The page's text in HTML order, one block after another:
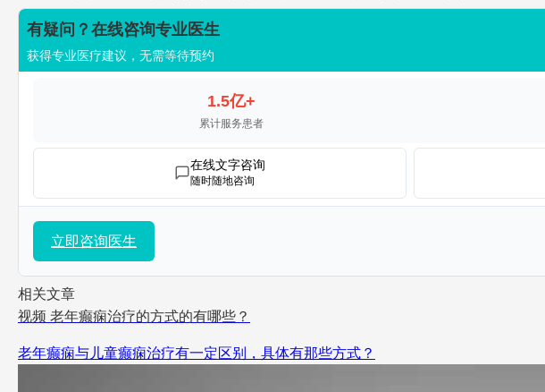
有疑问？在线咨询专业医生
获得专业医疗建议，无需等待预约
1.5亿+
累计服务患者
在线文字咨询
随时随地咨询
立即咨询医生
相关文章
视频 老年癫痫治疗的方式的有哪些？
老年癫痫与儿童癫痫治疗有一定区别，具体有那些方式？